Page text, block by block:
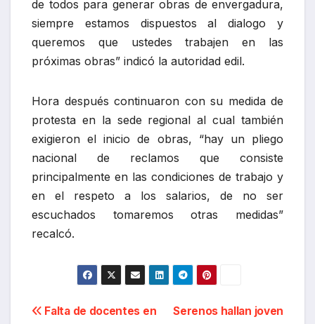
escuchados tomaremos otras medidas”
recalcó.
Navegación
de
entradas
Serenos hallan joven
libando licor en plena
vía pública
Falta de docentes en
la IE Inca Garcilaso de la
Vega en Pacoyán
perjudica labores
educativas